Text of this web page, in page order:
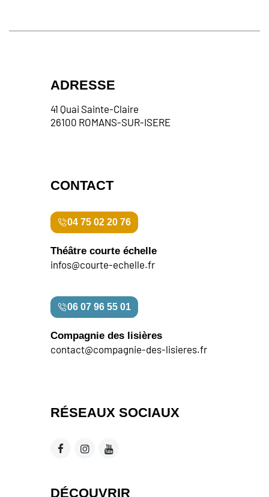
ADRESSE
41 Quai Sainte-Claire
26100 ROMANS-SUR-ISERE
CONTACT
04 75 02 20 76
Théâtre courte échelle
infos@courte-echelle.fr
06 07 96 55 01
Compagnie des lisières
contact@compagnie-des-lisieres.fr
RÉSEAUX SOCIAUX
DÉCOUVRIR